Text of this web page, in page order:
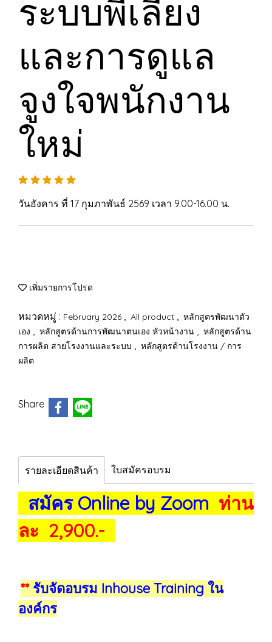
ระบบพี่เลี้ยง
และการดูแล
จูงใจพนักงาน
ใหม่
วันอังคาร ที่ 17 กุมภาพันธ์ 2569 เวลา 9.00-16.00 น.
เพิ่มรายการโปรด
หมวดหมู่ : February 2026 , All product , หลักสูตรพัฒนาตัว
เอง , หลักสูตรด้านการพัฒนาตนเอง หัวหน้างาน , หลักสูตรด้าน
การผลิต สายโรงงานและระบบ , หลักสูตรด้านโรงงาน / การ
ผลิต
Share
รายละเอียดสินค้า ใบสมัครอบรม
สมัคร Online by Zoom ท่าน
ละ 2,900.-
**รับจัดอบรม Inhouse Training ใน
องค์กร